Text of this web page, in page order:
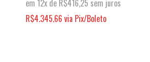
em 12x de R$416,25 sem juros
R$4.345,66 via Pix/Boleto